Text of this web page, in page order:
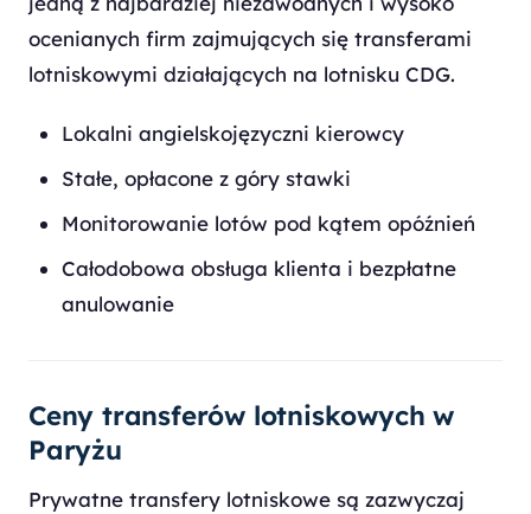
ocenianych firm zajmujących się transferami
lotniskowymi działających na lotnisku CDG.
Lokalni angielskojęzyczni kierowcy
Stałe, opłacone z góry stawki
Monitorowanie lotów pod kątem opóźnień
Całodobowa obsługa klienta i bezpłatne
anulowanie
Ceny transferów lotniskowych w
Paryżu
Prywatne transfery lotniskowe są zazwyczaj